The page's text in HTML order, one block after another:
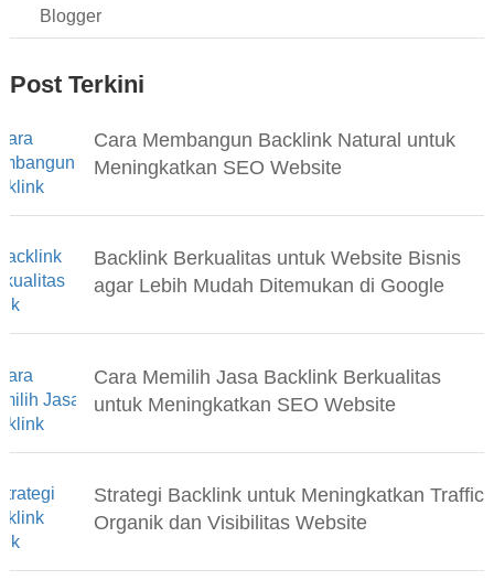
Blogger
Post Terkini
Cara Membangun Backlink Natural untuk
Meningkatkan SEO Website
Backlink Berkualitas untuk Website Bisnis
agar Lebih Mudah Ditemukan di Google
Cara Memilih Jasa Backlink Berkualitas
untuk Meningkatkan SEO Website
Strategi Backlink untuk Meningkatkan Traffic
Organik dan Visibilitas Website